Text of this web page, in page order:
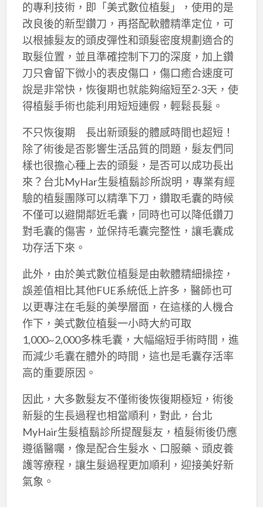
的專利技術，即「美式數位植髮」，使用的是
改良後的新型鑽刀，再搭配軟體精準定位，可
以根據髮友的頭皮彈性和頭髮密度規劃適合的
取髮位置，並且準確控制下刀的深度，加上鑽
刀只會留下微小的表皮傷口，傷口癒合速度可
說是非常快，恢復期也就能夠縮短至2-3天，使
得植髮手術也能利用短短連假，輕鬆長髮。
不只恢復期 長出新頭髮的體感時間也超短！
除了術後是否影響生活品質的問題，髮友們同
樣也很擔心種上去的頭髮，是否可以成功長出
來？台北MyHar生髮植鬍診所說明，專業有經
驗的植髮團隊可以精準下刀，鑽取毛囊的時候
不僅可以避開鄰近毛囊，同時也可以降低鑽刀
對毛囊的傷害，並保持毛囊完整性，讓毛囊成
功存活下來。
此外，由於美式數位植髮是由軟體精細操控，
誤差值相比其他FUE系統低上許多，醫師也可
以更專注在毛髮的美學層面，在這樣的人機合
作下，美式數位植髮一小時大約可取
1,000~2,000多株毛囊，大幅縮短手術時間，進
而減少毛囊在體外的時間，這也是毛囊存活率
高的重要原因。
因此，大多數髮友不僅術後恢復期極短，術後
新髮的生長過程也相當順利，對此，台北
MyHair生髮植鬍診所提醒髮友，植髮術後仍應
遵循醫囑，像是配合生髮水、口服藥、頭皮養
護等療程，讓生髮過程更加順利，迎接美好新
氣象。